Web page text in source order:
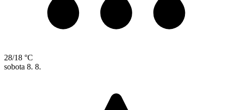
28/18 °C
sobota 8. 8.